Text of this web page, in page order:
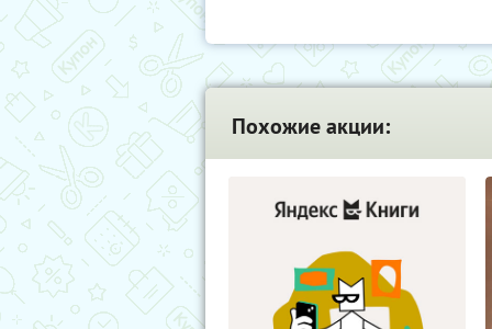
Похожие акции: